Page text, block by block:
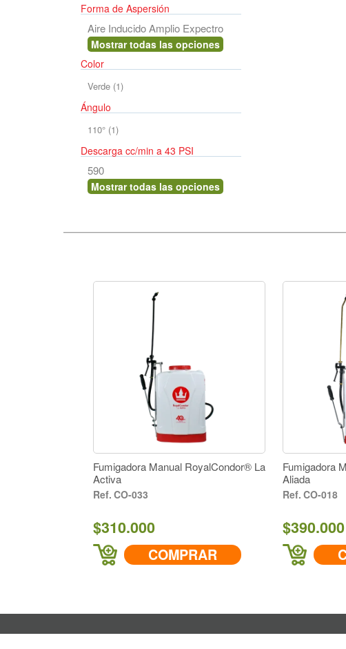
Verde (1)
Forma de Aspersión
Aire Inducido Amplio Expectro
Color
Verde (1)
Ángulo
110° (1)
Descarga cc/min a 43 PSI
590
Fumigadora Manual RoyalCondor® La
Activa
CO-033
$310.000
COMPRAR
Fumigadora
Aliada
CO-018
$390.000